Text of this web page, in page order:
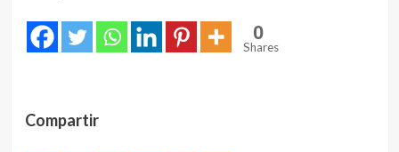
0
Shares
Compartir